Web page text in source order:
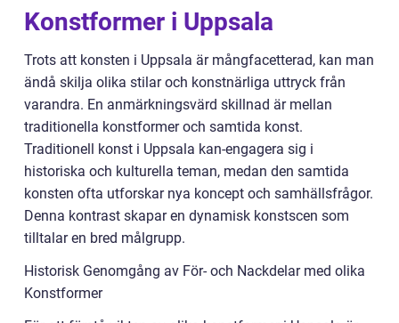
Konstformer i Uppsala
Trots att konsten i Uppsala är mångfacetterad, kan man
ändå skilja olika stilar och konstnärliga uttryck från
varandra. En anmärkningsvärd skillnad är mellan
traditionella konstformer och samtida konst.
Traditionell konst i Uppsala kan-engagera sig i
historiska och kulturella teman, medan den samtida
konsten ofta utforskar nya koncept och samhällsfrågor.
Denna kontrast skapar en dynamisk konstscen som
tilltalar en bred målgrupp.
Historisk Genomgång av För- och Nackdelar med olika
Konstformer